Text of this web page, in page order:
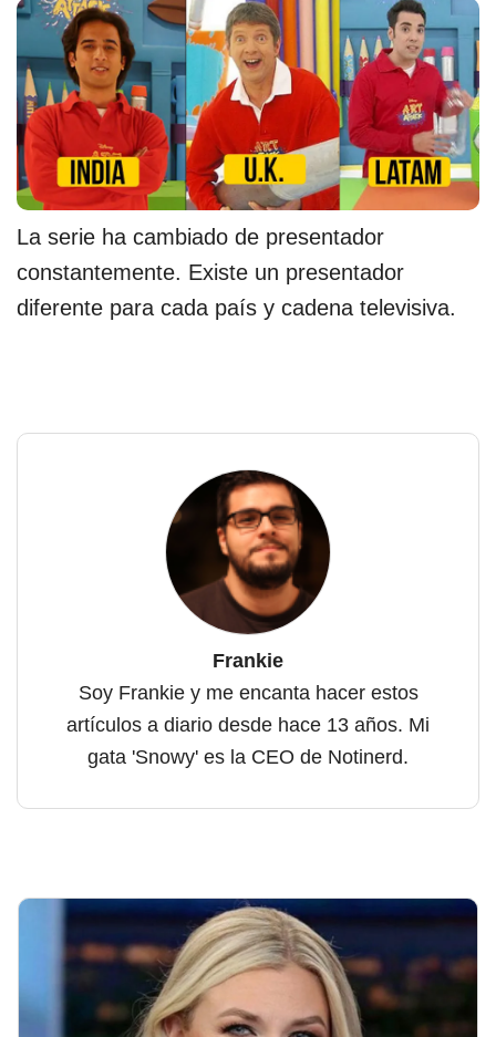
La serie ha cambiado de presentador
constantemente. Existe un presentador
diferente para cada país y cadena televisiva.
Frankie
Soy Frankie y me encanta hacer estos
artículos a diario desde hace 13 años. Mi
gata 'Snowy' es la CEO de Notinerd.